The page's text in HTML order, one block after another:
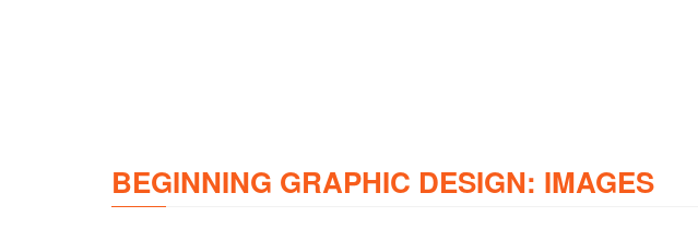
BEGINNING GRAPHIC DESIGN: IMAGES